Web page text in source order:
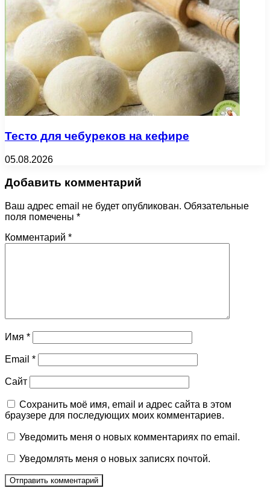
Тесто для чебуреков на кефире
05.08.2026
Добавить комментарий
Ваш адрес email не будет опубликован. Обязательные
поля помечены *
Комментарий *
Имя *
Email *
Сайт
Сохранить моё имя, email и адрес сайта в этом
браузере для последующих моих комментариев.
Уведомить меня о новых комментариях по email.
Уведомлять меня о новых записях почтой.